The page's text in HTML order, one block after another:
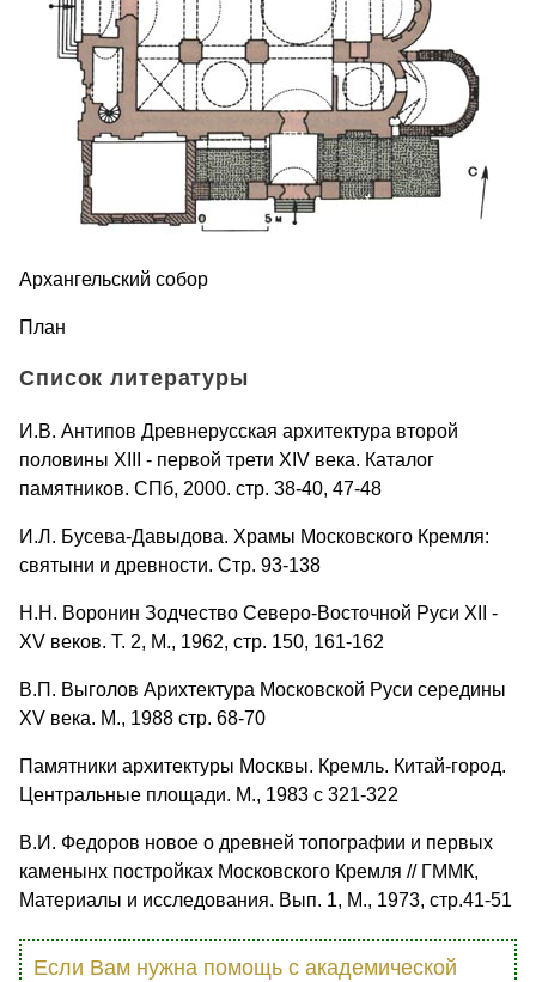
Архангельский собор
План
Список литературы
И.В. Антипов Древнерусская архитектура второй
половины XIII - первой трети XIV века. Каталог
памятников. СПб, 2000. стр. 38-40, 47-48
И.Л. Бусева-Давыдова. Храмы Московского Кремля:
святыни и древности. Стр. 93-138
Н.Н. Воронин Зодчество Северо-Восточной Руси XII -
XV веков. Т. 2, М., 1962, стр. 150, 161-162
В.П. Выголов Арихтектура Московской Руси середины
XV века. М., 1988 стр. 68-70
Памятники архитектуры Москвы. Кремль. Китай-город.
Центральные площади. М., 1983 с 321-322
В.И. Федоров новое о древней топографии и первых
каменынх постройках Московского Кремля // ГММК,
Материалы и исследования. Вып. 1, М., 1973, стр.41-51
Если Вам нужна помощь с академической